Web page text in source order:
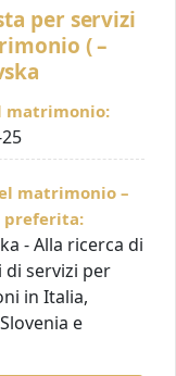
per servizi
( –
matrimonio:
matrimonio –
preferita:
- Alla ricerca di
servizi per
in Italia,
e